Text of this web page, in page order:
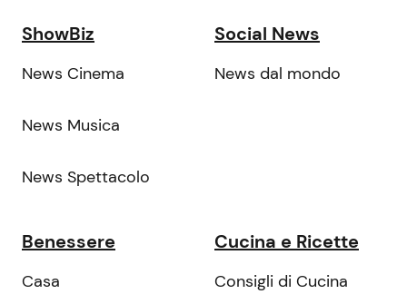
ShowBiz
News Cinema
News Musica
News Spettacolo
Social News
News dal mondo
Benessere
Casa
Cucina e Ricette
Consigli di Cucina